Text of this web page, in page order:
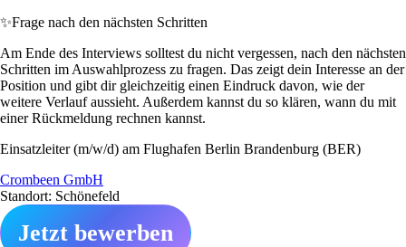
✨Frage nach den nächsten Schritten
Am Ende des Interviews solltest du nicht vergessen, nach den nächsten
Schritten im Auswahlprozess zu fragen. Das zeigt dein Interesse an der
Position und gibt dir gleichzeitig einen Eindruck davon, wie der
weitere Verlauf aussieht. Außerdem kannst du so klären, wann du mit
einer Rückmeldung rechnen kannst.
Einsatzleiter (m/w/d) am Flughafen Berlin Brandenburg (BER)
Crombeen GmbH
Standort: Schönefeld
Jetzt bewerben